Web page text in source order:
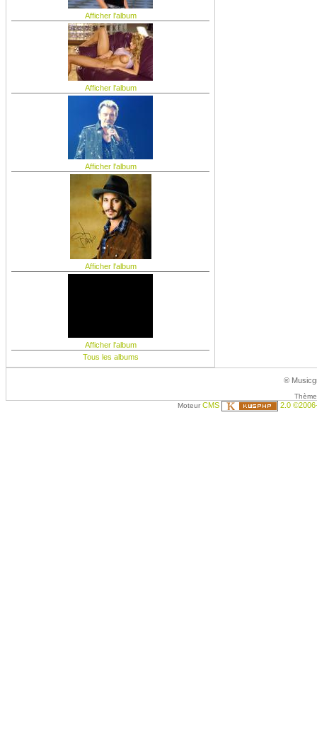
Afficher l'album
Afficher l'album
Afficher l'album
Afficher l'album
Afficher l'album
Tous les albums
®
Moteur CMS 2.0